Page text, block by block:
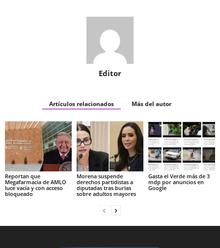
Editor
Artículos relacionados Más del autor
Reportan que
Megafarmacia de AMLO
luce vacía y con acceso
bloqueado
Morena suspende
derechos partidistas a
diputadas tras burlas
sobre adultos mayores
Gasta el Verde más de 3
mdp por anuncios en
Google